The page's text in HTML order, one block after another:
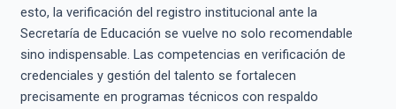
esto, la verificación del registro institucional ante la
Secretaría de Educación se vuelve no solo recomendable
sino indispensable. Las competencias en verificación de
credenciales y gestión del talento se fortalecen
precisamente en programas técnicos con respaldo